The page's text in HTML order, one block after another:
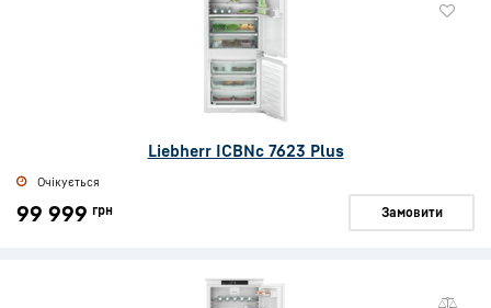
Liebherr ICBNc 7623 Plus
Очікується
99 999 грн Замовити